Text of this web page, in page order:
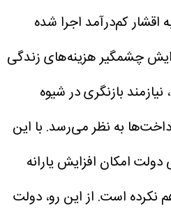
کم‌درآمد اجرا شده
چشمگیر هزینه‌های زندگی
بازنگری در شیوه
به نظر می‌رسد. با این
امکان افزایش یارانه
نکرده است. از این رو، دولت